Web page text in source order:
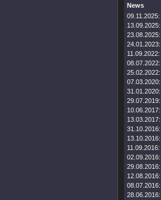
News
09.11.2025:
13.09.2025:
23.08.2025:
24.01.2023:
11.09.2022:
08.07.2022:
25.02.2022:
07.03.2020:
31.01.2020:
29.07.2019:
10.06.2017:
13.03.2017:
31.10.2016:
13.10.2016:
11.09.2016:
02.09.2016:
29.08.2016:
12.08.2016:
08.07.2016:
28.06.2016: